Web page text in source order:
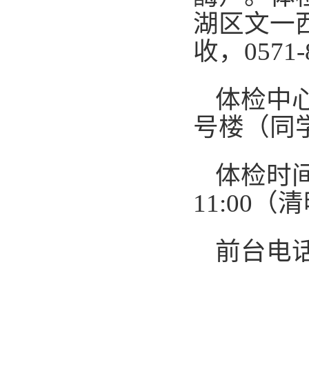
湖区文一
收，
体检中
号楼（同
体检时
11:00（
前台电